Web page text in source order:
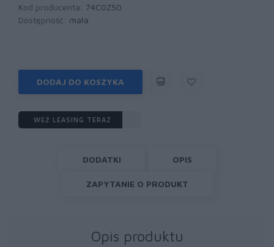
Kod producenta: 74C0Z50
Dostępność: mała
DODAJ DO KOSZYKA
WEŹ LEASING TERAZ
DODATKI OPIS
ZAPYTANIE O PRODUKT
Opis produktu